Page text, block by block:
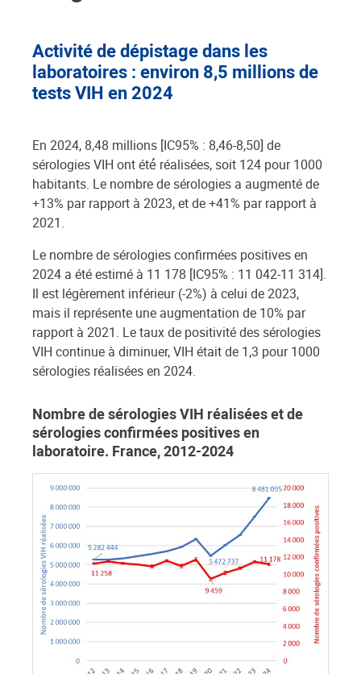
Activité de dépistage dans les
laboratoires : environ 8,5 millions de
tests VIH en 2024
En 2024, 8,48 millions [IC95% : 8,46-8,50] de
sérologies VIH ont été́ réalisées, soit 124 pour 1000
habitants. Le nombre de sérologies a augmenté de
+13% par rapport à 2023, et de +41% par rapport à
2021.
Le nombre de sérologies confirmées positives en
2024 a été estimé à 11 178 [IC95% : 11 042-11 314].
Il est légèrement inférieur (-2%) à celui de 2023,
mais il représente une augmentation de 10% par
rapport à 2021. Le taux de positivité des sérologies
VIH continue à diminuer, VIH était de 1,3 pour 1000
sérologies réalisées en 2024.
Nombre de sérologies VIH réalisées et de
sérologies confirmées positives en
laboratoire. France, 2012-2024